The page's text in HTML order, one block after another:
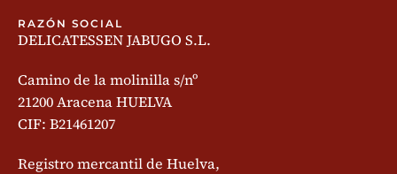
RAZÓN SOCIAL
DELICATESSEN JABUGO S.L.
Camino de la molinilla s/nº
21200 Aracena HUELVA
CIF: B21461207
Registro mercantil de Huelva,